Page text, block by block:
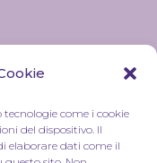
come i cookie
del dispositivo. Il
elaborare dati come il